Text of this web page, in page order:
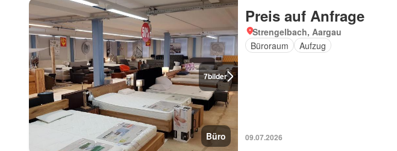
7bilder
Büro
Preis auf Anfrage
Strengelbach, Aargau
Büroraum
Aufzug
09.07.2026